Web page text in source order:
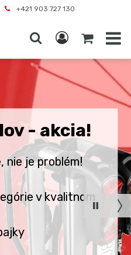
+421 903 727 130
- akcia!
nie je problém!
v kvalitnom